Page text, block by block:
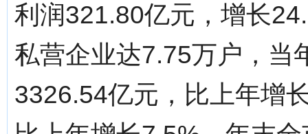
利润321.80亿元，增长
私营企业达7.75万户，当
3326.54亿元，比上年增